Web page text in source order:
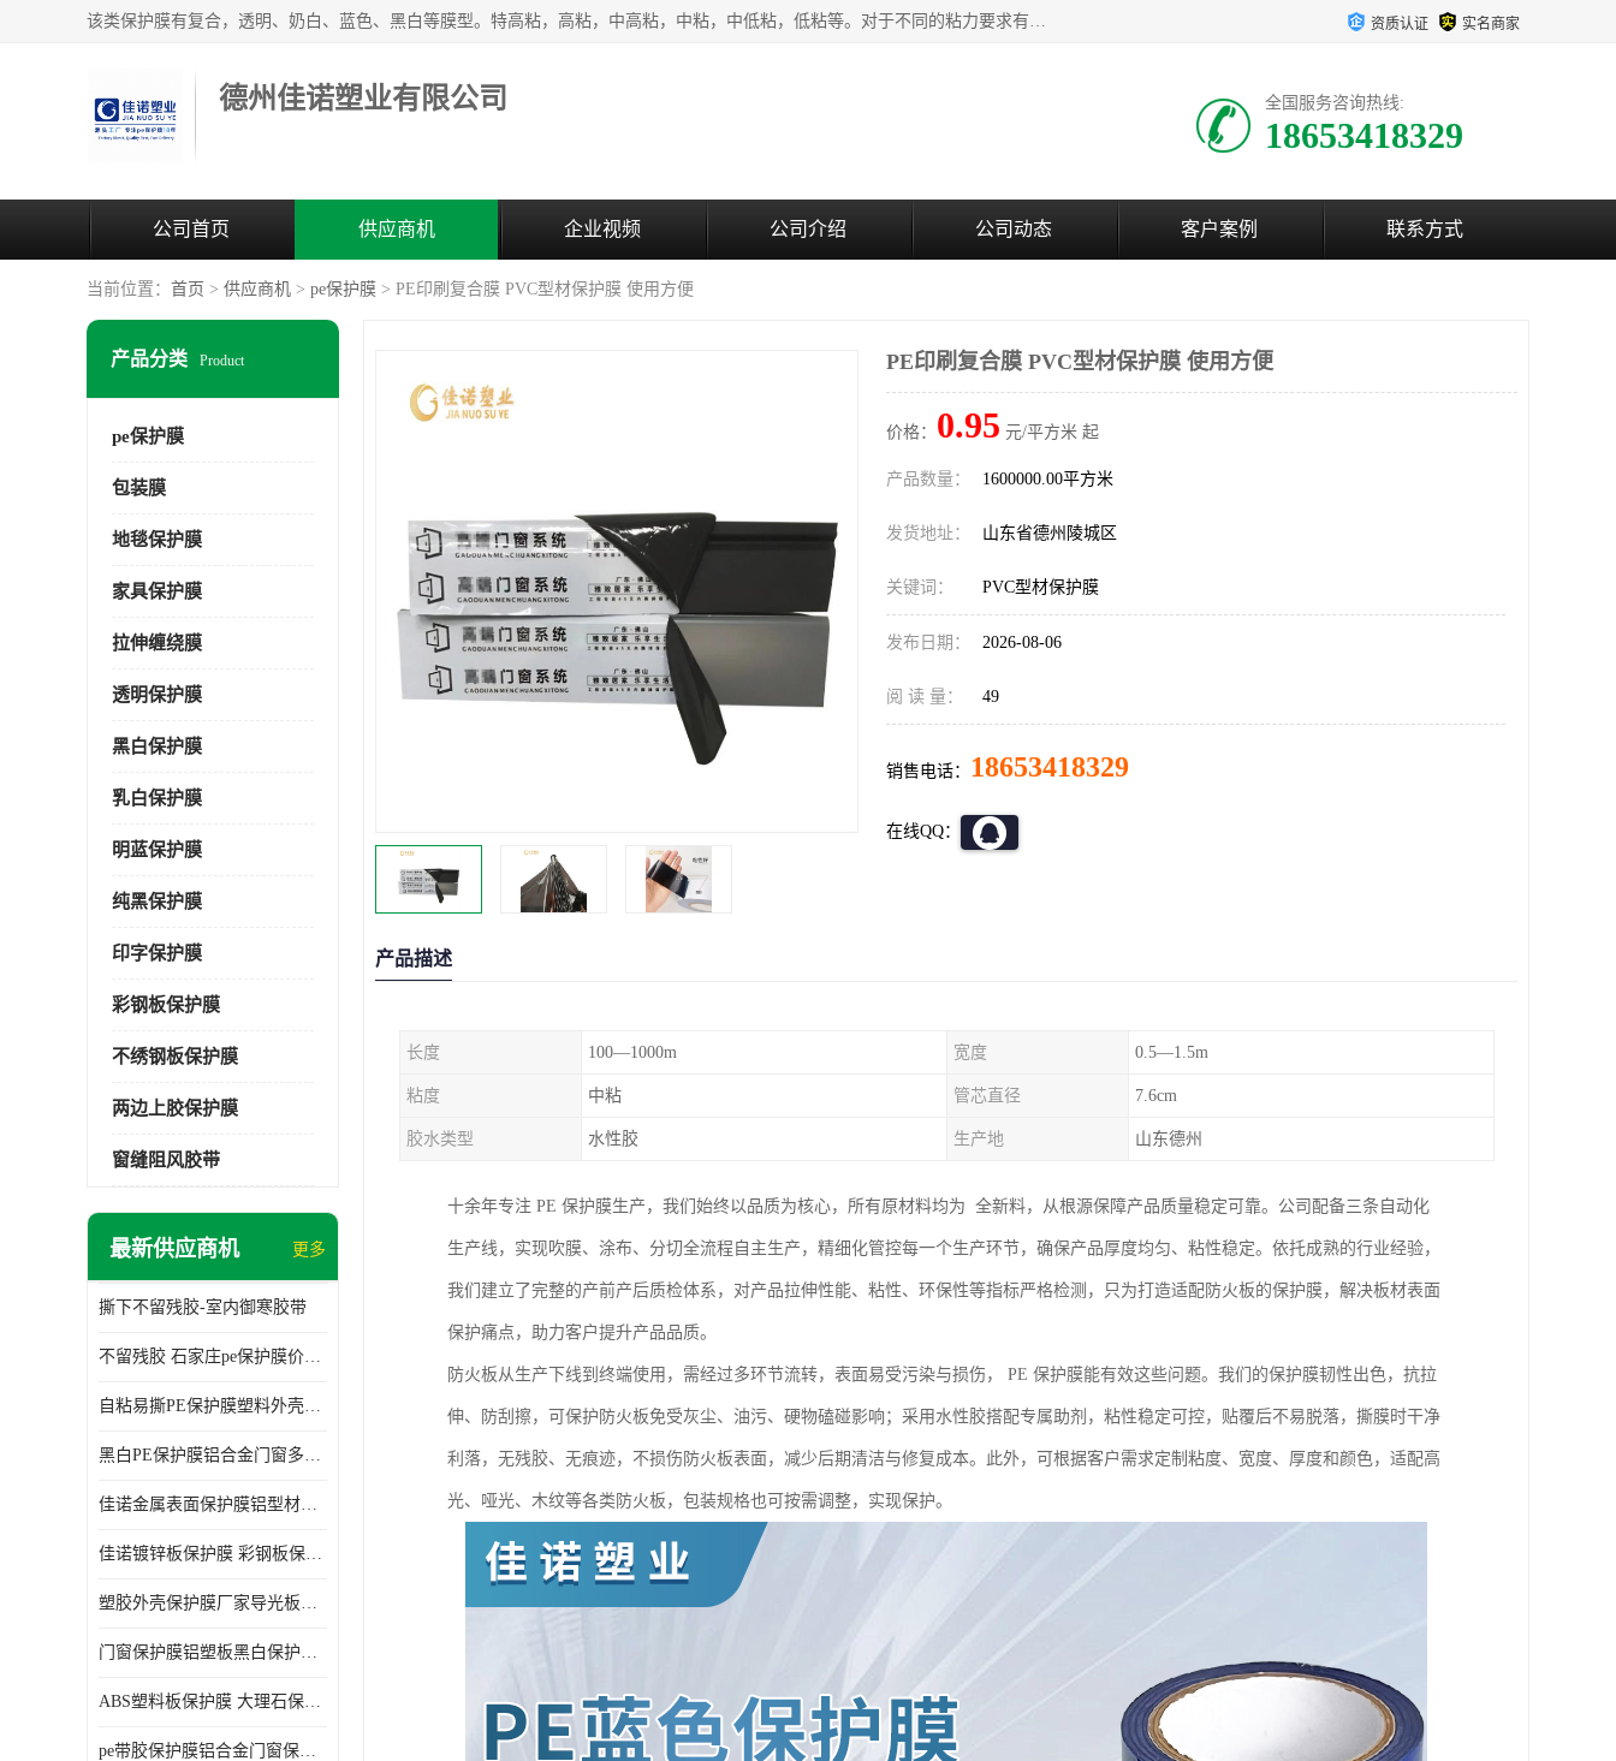
该类保护膜有复合，透明、奶白、蓝色、黑白等膜型。特高粘，高粘，中高粘，中粘，中低粘，低粘等。对于不同的粘力要求有相应的产品相适配。无胶渍残留污染。在较宽的收卷幅度下平整无皱纹，收卷长度大，利于机械化及自动化施工粘贴。为您的产品提供的表面保护解决方案。 产品广泛适用于：铝材、不锈钢、金属、塑料、电子、家电、家具、玻璃、化工材料、装饰材料等。 资质认证 实名商家
德州佳诺塑业有限公司 全国服务咨询热线:
18653418329
公司首页 供应商机 企业视频 公司介绍 公司动态 客户案例 联系方式
当前位置： 首页 > 供应商机 > pe保护膜 > PE印刷复合膜 PVC型材保护膜 使用方便
产品分类 Product
pe保护膜
包装膜
地毯保护膜
家具保护膜
拉伸缠绕膜
透明保护膜
黑白保护膜
乳白保护膜
明蓝保护膜
纯黑保护膜
印字保护膜
彩钢板保护膜
不绣钢板保护膜
两边上胶保护膜
窗缝阻风胶带
最新供应商机 更多
撕下不留残胶-室内御寒胶带
不留残胶 石家庄pe保护膜价格 塑料薄膜
自粘易撕PE保护膜塑料外壳导光板亚克力板膜操作方便
黑白PE保护膜铝合金门窗多种颜色支持定制生产
佳诺金属表面保护膜铝型材保护膜不留残胶铝合金窗框保护胶带
佳诺镀锌板保护膜 彩钢板保护pe保护膜
塑胶外壳保护膜厂家导光板保护膜 铝单板保护膜胶带易撕不留胶
门窗保护膜铝塑板黑白保护膜外墙保温板保护膜
ABS塑料板保护膜 大理石保护膜 缠鱼竿保护膜
pe带胶保护膜铝合金门窗保护不锈钢板保护膜大理石建筑材料保护
PE印刷复合膜 PVC型材保护膜 使用方便
价格： 0.95 元/平方米 起
产品数量： 1600000.00平方米
发货地址： 山东省德州陵城区
关键词： PVC型材保护膜
发布日期： 2026-08-06
阅 读 量： 49
销售电话： 18653418329
在线QQ：
产品描述
长度 100—1000m 宽度 0.5—1.5m
粘度 中粘 管芯直径 7.6cm
胶水类型 水性胶 生产地 山东德州
十余年专注 PE 保护膜生产，我们始终以品质为核心，所有原材料均为 全新料，从根源保障产品质量稳定可靠。公司配备三条自动化
生产线，实现吹膜、涂布、分切全流程自主生产，精细化管控每一个生产环节，确保产品厚度均匀、粘性稳定。依托成熟的行业经验，
我们建立了完整的产前产后质检体系，对产品拉伸性能、粘性、环保性等指标严格检测，只为打造适配防火板的保护膜，解决板材表面
保护痛点，助力客户提升产品品质。
防火板从生产下线到终端使用，需经过多环节流转，表面易受污染与损伤， PE 保护膜能有效这些问题。我们的保护膜韧性出色，抗拉
伸、防刮擦，可保护防火板免受灰尘、油污、硬物磕碰影响；采用水性胶搭配专属助剂，粘性稳定可控，贴覆后不易脱落，撕膜时干净
利落，无残胶、无痕迹，不损伤防火板表面，减少后期清洁与修复成本。此外，可根据客户需求定制粘度、宽度、厚度和颜色，适配高
光、哑光、木纹等各类防火板，包装规格也可按需调整，实现保护。